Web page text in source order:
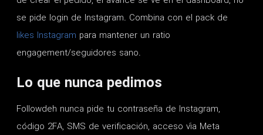
se pide login de Instagram. Combina con el pack de
likes Instagram para mantener un ratio
engagement/seguidores sano.
Lo que nunca pedimos
Followdeh nunca pide tu contraseña de Instagram,
código 2FA, SMS de verificación, acceso vía Meta